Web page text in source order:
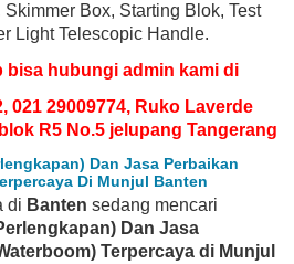
Box, Starting Blok, Test
Light Telescopic Handle.
bisa hubungi admin kami di
021 29009774, Ruko Laverde
R5 No.5 jelupang Tangerang
Dan Jasa Perbaikan
Di Munjul Banten
di Banten sedang mencari
Dan Jasa
Terpercaya di Munjul